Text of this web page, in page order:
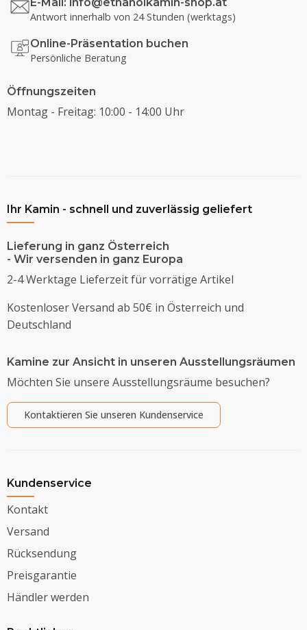
Antwort innerhalb von 24 Stunden (werktags)
Online-Präsentation buchen
Persönliche Beratung
Öffnungszeiten
Montag - Freitag: 10:00 - 14:00 Uhr
Ihr Kamin - schnell und zuverlässig geliefert
Lieferung in ganz Österreich
- Wir versenden in ganz Europa
2-4 Werktage Lieferzeit für vorrätige Artikel
Kostenloser Versand ab 50€ in Österreich und
Deutschland
Kamine zur Ansicht in unseren Ausstellungsräumen
Möchten Sie unsere Ausstellungsräume besuchen?
Kontaktieren Sie unseren Kundenservice
Kundenservice
Kontakt
Versand
Rücksendung
Preisgarantie
Händler werden